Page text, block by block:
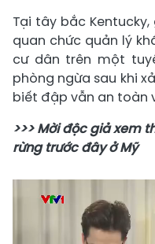
Tại tây bắc
quan chức quản lý
cư dân trên một
phòng ngừa sau khi
biết đập vẫn an toàn
>>> Mời độc giả xem
rừng trước đây ở Mỹ